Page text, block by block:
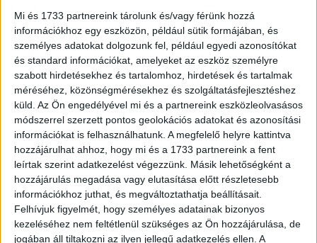
Mi és 1733 partnereink tárolunk és/vagy férünk hozzá
információkhoz egy eszközön, például sütik formájában, és
személyes adatokat dolgozunk fel, például egyedi azonosítókat
és standard információkat, amelyeket az eszköz személyre
szabott hirdetésekhez és tartalomhoz, hirdetések és tartalmak
méréséhez, közönségmérésekhez és szolgáltatásfejlesztéshez
küld. Az Ön engedélyével mi és a partnereink eszközleolvasásos
módszerrel szerzett pontos geolokációs adatokat és azonosítási
információkat is felhasználhatunk. A megfelelő helyre kattintva
hozzájárulhat ahhoz, hogy mi és a 1733 partnereink a fent
leírtak szerint adatkezelést végezzünk. Másik lehetőségként a
hozzájárulás megadása vagy elutasítása előtt részletesebb
információkhoz juthat, és megváltoztathatja beállításait.
Felhívjuk figyelmét, hogy személyes adatainak bizonyos
kezeléséhez nem feltétlenül szükséges az Ön hozzájárulása, de
jogában áll tiltakozni az ilyen jellegű adatkezelés ellen. A
fogyasztók felé.
„Kommunikálni nemcsak úgy lehet és érdemes, hogy
reklámozunk, hanem úgy is, hogy beszélgetünk, jelen
vagyunk és életjelet adunk. Ezt nevezzük ügyfélközpontú
kommunikációnak. Egy teljesen kiürült éttermet sokkal
nehezebb megtölteni, mint azt, amelyikben még van pár
ember, ez visszaigazolódott a koronavírus-járvány ideje
alatt is. Ha valakinek az utolsó közösségi médiás posztja
2020-ban volt, akkor egyre zsugorodik a hatásköre, a
vevők megfeledkeznek róla, vagy rosszabb esetben azt
hiszik, hogy meg is szűnt a vállalkozás” – magyarázta.
Nagy Lehel felhívta rá a figyelmet, hogy a profit soha nem